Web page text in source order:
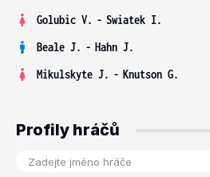
Golubic V. - Swiatek I.
Beale J. - Hahn J.
Mikulskyte J. - Knutson G.
Profily hráčů